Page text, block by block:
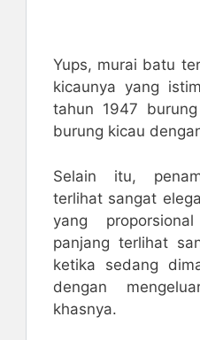
Yups, murai batu
kicaunya yang
tahun 1947
burung kicau
Selain itu,
terlihat sangat
yang
panjang terlihat
ketika sedang
dengan
khasnya.